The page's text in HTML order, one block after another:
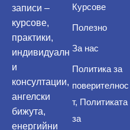
записи –
курсове,
практики,
индивидуалн
и
консултации,
ангелски
бижута,
енергийни
Курсове
Полезно
За нас
Политика за
поверителнос
т, Политиката
за